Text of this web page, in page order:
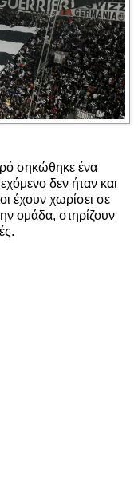
σηκώθηκε ένα
δεν ήταν και
έχουν χωρίσει σε
ομάδα, στηρίζουν